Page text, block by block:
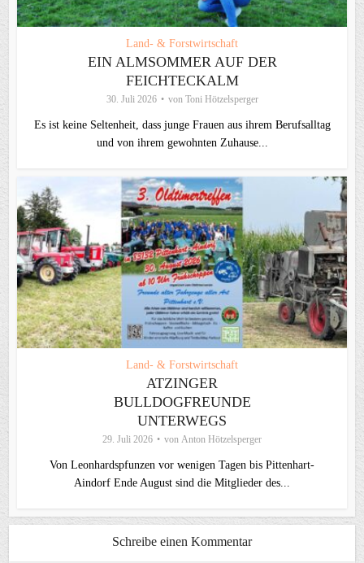
Land- & Forstwirtschaft
EIN ALMSOMMER AUF DER
FEICHTECKALM
30. Juli 2026 von Toni Hötzelsperger
Es ist keine Seltenheit, dass junge Frauen aus ihrem Berufsalltag
und von ihrem gewohnten Zuhause...
Land- & Forstwirtschaft
ATZINGER
BULLDOGFREUNDE
UNTERWEGS
29. Juli 2026 von Anton Hötzelsperger
Von Leonhardspfunzen vor wenigen Tagen bis Pittenhart-
Aindorf Ende August sind die Mitglieder des...
Schreibe einen Kommentar